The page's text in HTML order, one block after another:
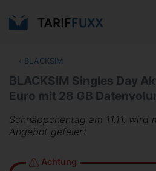
‹ BLACKSIM
BLACKSIM Singles Day
Euro mit 28 GB
Schnäppchentag am 11.11. wird
Angebot gefeiert
Achtung